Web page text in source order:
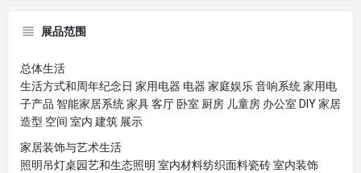
展品范围
总体生活
生活方式和周年纪念日 家用电器 电器 家庭娱乐 音响系统 家用电
子产品 智能家居系统 家具 客厅 卧室 厨房 儿童房 办公室 DIY 家居
造型 空间 室内 建筑 展示
家居装饰与艺术生活
照明吊灯桌园艺和生态照明 室内材料纺织面料瓷砖 室内装饰